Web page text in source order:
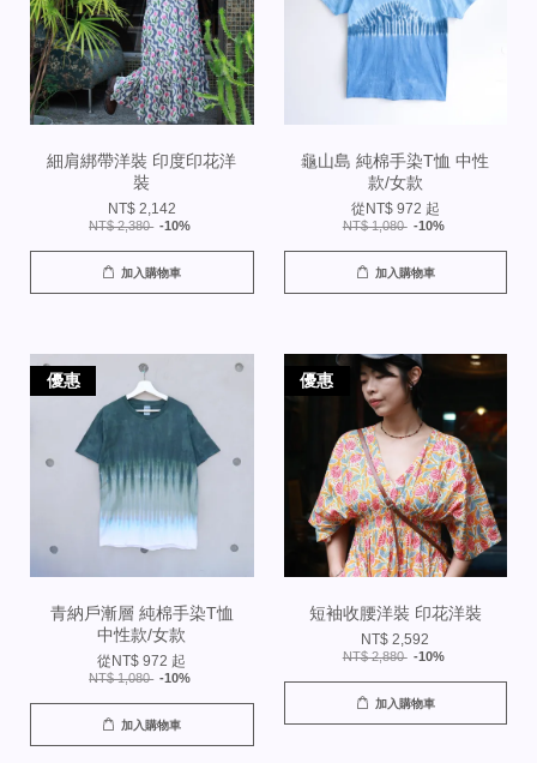
細肩綁帶洋裝 印度印花洋
裝
NT$ 2,142
NT$ 2,380 -10%
加入購物車
龜山島 純棉手染T恤 中性
款/女款
從 NT$ 972 起
NT$ 1,080 -10%
加入購物車
優惠
青納戶漸層 純棉手染T恤
中性款/女款
從 NT$ 972 起
NT$ 1,080 -10%
加入購物車
優惠
短袖收腰洋裝 印花洋裝
NT$ 2,592
NT$ 2,880 -10%
加入購物車